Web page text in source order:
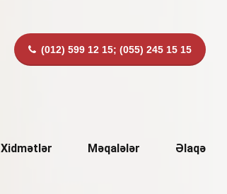
(012) 599 12 15; (055) 245 15 15
Xidmətlər Məqalələr Əlaqə